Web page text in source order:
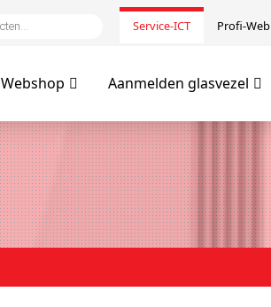
Service-ICT Profi-Web
Webshop Aanmelden glasvezel